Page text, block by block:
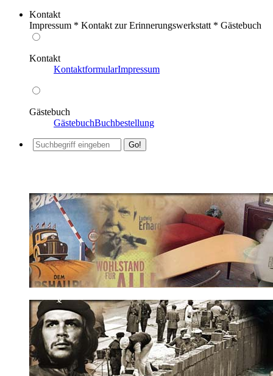
Kontakt
Impressum * Kontakt zur Erinnerungswerkstatt * Gästebuch
Kontakt
KontaktformularImpressum
Gästebuch
GästebuchBuchbestellung